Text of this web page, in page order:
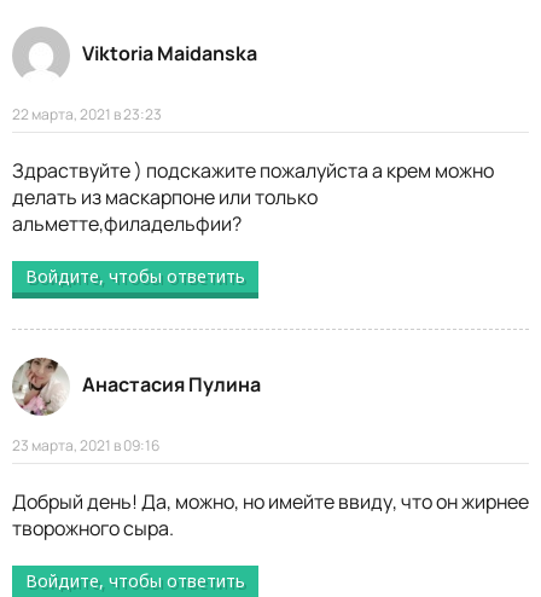
Viktoria Maidanska
22 марта, 2021 в 23:23
Здраствуйте ) подскажите пожалуйста а крем можно
делать из маскарпоне или только
альметте,филадельфии?
Войдите, чтобы ответить
Анастасия Пулина
23 марта, 2021 в 09:16
Добрый день! Да, можно, но имейте ввиду, что он жирнее
творожного сыра.
Войдите, чтобы ответить